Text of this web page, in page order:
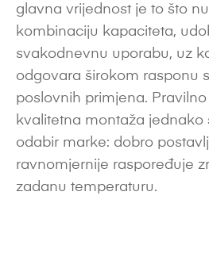
glavna vrijednost je to što
kombinaciju kapaciteta,
svakodnevnu uporabu, uz
odgovara širokom rasponu
poslovnih primjena.
kvalitetna montaža jednako
odabir marke: dobro
ravnomjernije raspoređuje
zadanu temperaturu.